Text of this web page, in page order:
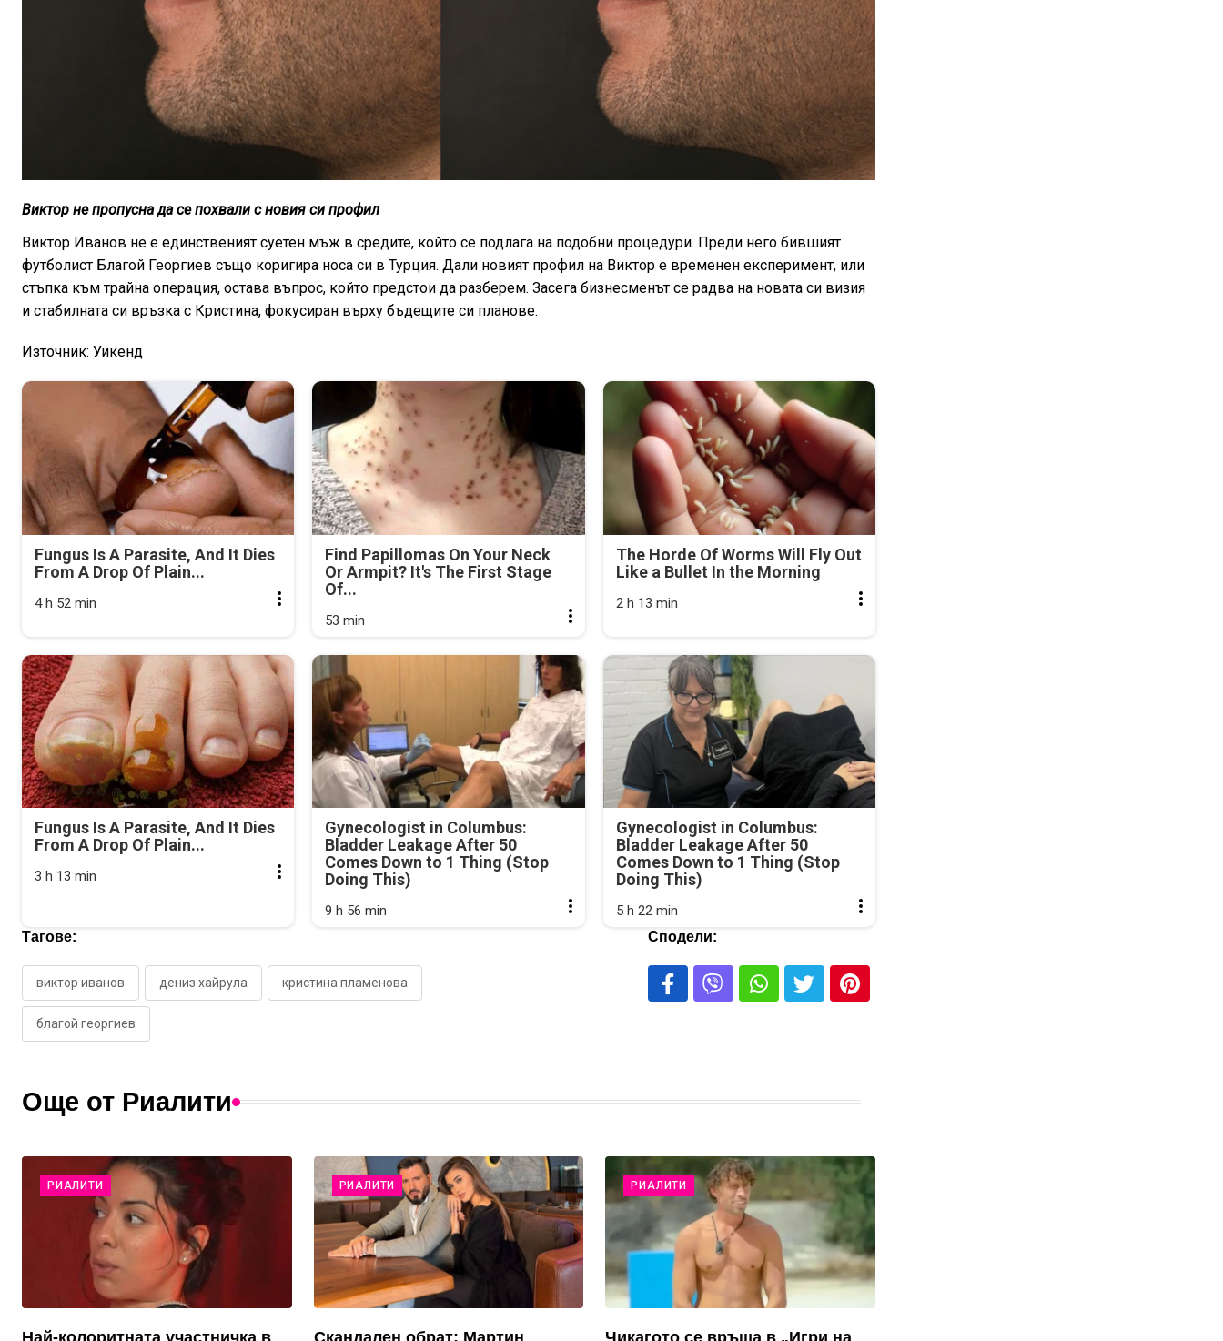
Виктор не пропусна да се похвали с новия си профил
Виктор Иванов не е единственият суетен мъж в средите, който се подлага на подобни процедури. Преди него бившият
футболист Благой Георгиев също коригира носа си в Турция. Дали новият профил на Виктор е временен експеримент, или
стъпка към трайна операция, остава въпрос, който предстои да разберем. Засега бизнесменът се радва на новата си визия
и стабилната си връзка с Кристина, фокусиран върху бъдещите си планове.
Източник: Уикенд
Fungus Is A Parasite, And It Dies
From A Drop Of Plain...
4 h 52 min
Find Papillomas On Your Neck
Or Armpit? It's The First Stage
Of...
53 min
The Horde Of Worms Will Fly Out
Like a Bullet In the Morning
2 h 13 min
Fungus Is A Parasite, And It Dies
From A Drop Of Plain...
3 h 13 min
Gynecologist in Columbus:
Bladder Leakage After 50
Comes Down to 1 Thing (Stop
Doing This)
9 h 56 min
Gynecologist in Columbus:
Bladder Leakage After 50
Comes Down to 1 Thing (Stop
Doing This)
5 h 22 min
Тагове:
виктор иванов дениз хайрула кристина пламенова
благой георгиев
Сподели:
Още от Риалити
РИАЛИТИ РИАЛИТИ РИАЛИТИ